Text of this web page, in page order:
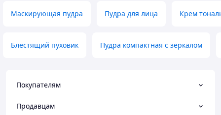
Маскирующая пудра Пудра для лица Крем
Блестящий пуховик Пудра компактная с зеркалом
Покупателям
Продавцам